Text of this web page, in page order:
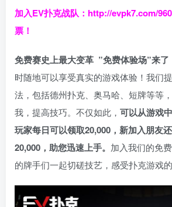
加入EV扑克战队： http://evpk7.com/
票！
免费赛史上最大变革 ”免费体验场”来了
时随地可以享受真实的游戏体验！我们
法，包括德州扑克、奥马哈、短牌等等
我，提高技巧。不仅如此， 可以从游戏
玩家每日可以领取20,000，新加入朋友
20,000，助您迅速上手。 加入我们的免
的牌手们一起切磋技艺，感受扑克游戏